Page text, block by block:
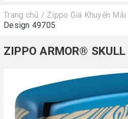
Trang chủ / Zippo Giá Khuyến Mãi
Design 49705
ZIPPO ARMOR®